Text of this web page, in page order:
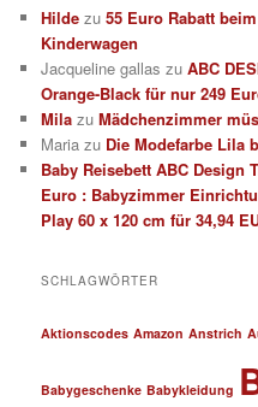
Hilde zu55 Euro Rabatt
Kinderwagen
Jacqueline gallas zuABC
Orange-Black für nur 249
Mila zuMädchenzimmer
Maria zu Die Modefarbe Lila
Baby Reisebett ABC Design
Euro : Babyzimmer
Play 60 x 120 cm für 34,94
SCHLAGWÖRTER
Aktionscodes Amazon Anstrich
Babygeschenke Babykleidung